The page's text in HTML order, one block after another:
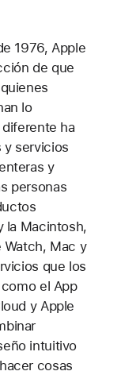
1976, Apple
de que
lo
ha
servicios
y
personas
la Macintosh,
Watch, Mac y
que los
el App
y Apple
intuitivo
cosas